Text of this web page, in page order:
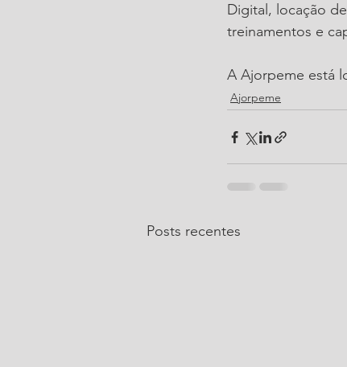
Digital, locação
treinamentos e
A Ajorpeme está
Ajorpeme
Posts recentes